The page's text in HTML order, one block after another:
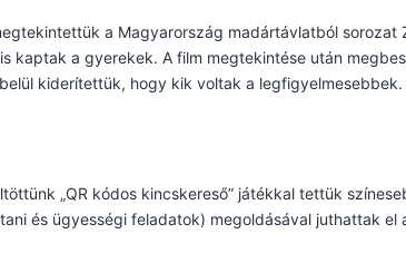
a Magyarország madártávlatból sorozat
kaptak a gyerekek. A film megtekintése után
kiderítettük, hogy kik voltak a
„QR kódos kincskereső” játékkal tettük
és ügyességi feladatok) megoldásával juthattak el